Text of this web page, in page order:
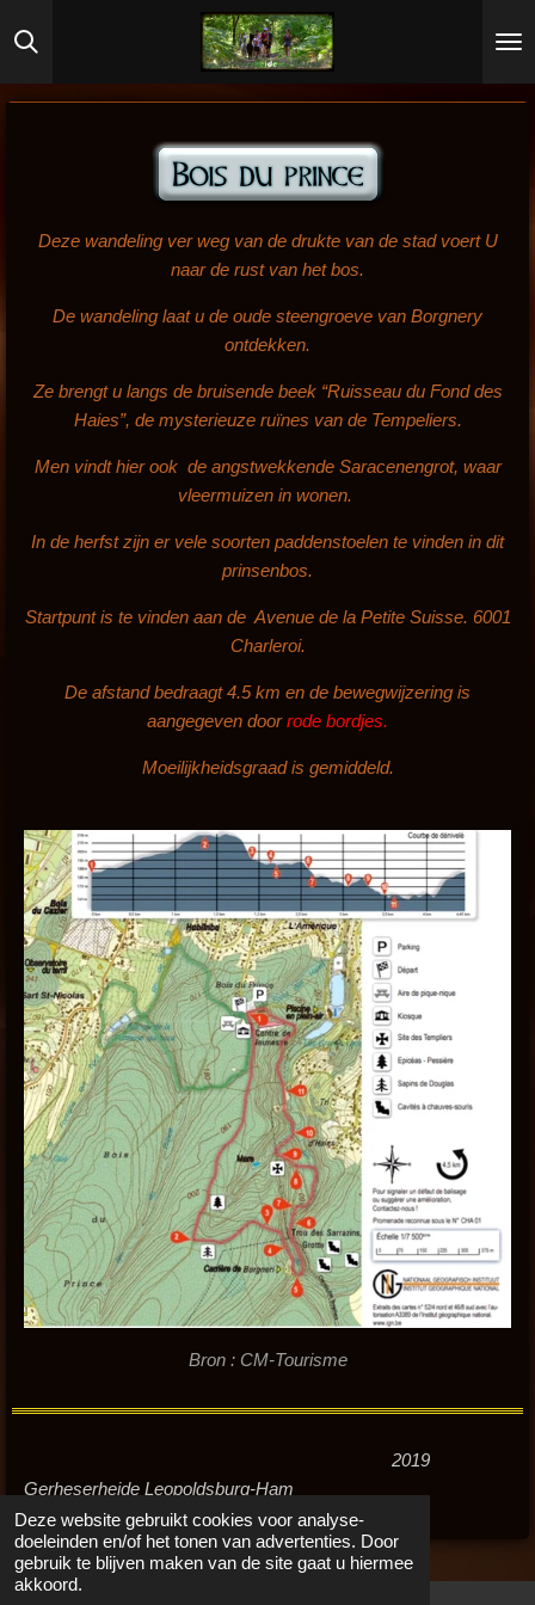
Deze website gebruikt cookies voor analyse-
doeleinden en/of het tonen van advertenties. Door
gebruik te blijven maken van de site gaat u hiermee
akkoord.
direct
naar
Deze wandeling ver weg van de drukte van de stad voert U
naar de rust van het bos.
De wandeling laat u de oude steengroeve van Borgnery
ontdekken.
Ze brengt u langs de bruisende beek “Ruisseau du Fond des
Haies”, de mysterieuze ruïnes van de Tempeliers.
Men vindt hier ook de angstwekkende Saracenengrot, waar
vleermuizen in wonen.
In de herfst zijn er vele soorten paddenstoelen te vinden in dit
prinsenbos.
Startpunt is te vinden aan de Avenue de la Petite Suisse. 6001
Charleroi.
De afstand bedraagt 4.5 km en de bewegwijzering is
aangegeven door rode bordjes.
Moeilijkheidsgraad is gemiddeld.
Bron : CM-Tourisme
2019
Gerheserheide Leopoldsburg-Ham